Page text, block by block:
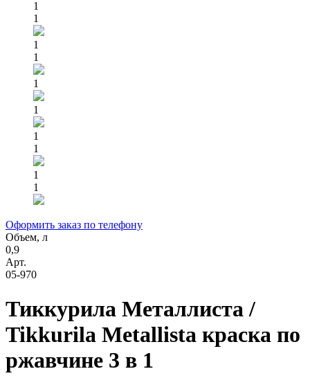
1
1
1
1
1
1
1
1
1
1
Оформить заказ по телефону
Объем, л
0,9
Арт.
05-970
Тиккурила Металлиста /
Tikkurila Metallista краска по
ржавчине 3 в 1